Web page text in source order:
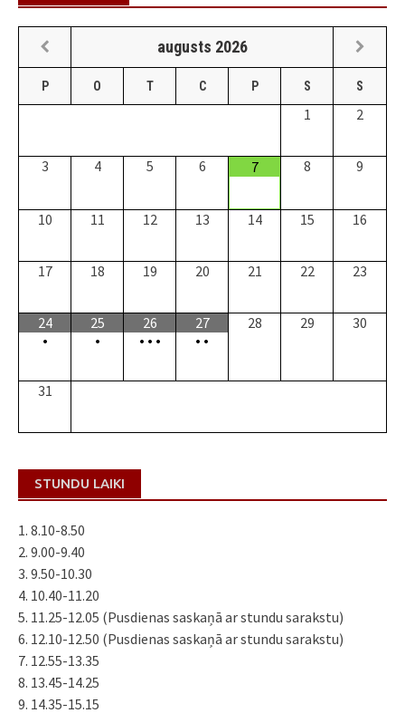
augusts 2026
P O T C P S S
1 2
3 4 5 6 7 8 9
10 11 12 13 14 15 16
17 18 19 20 21 22 23
24
•
25
•
26
• • •
27
• •
28 29 30
31
STUNDU LAIKI
1. 8.10-8.50
2. 9.00-9.40
3. 9.50-10.30
4. 10.40-11.20
5. 11.25-12.05 (Pusdienas saskaņā ar stundu sarakstu)
6. 12.10-12.50 (Pusdienas saskaņā ar stundu sarakstu)
7. 12.55-13.35
8. 13.45-14.25
9. 14.35-15.15